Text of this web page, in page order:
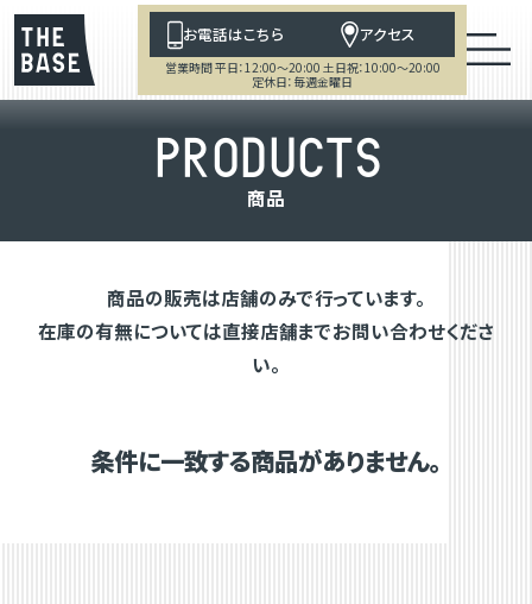
お電話はこちら アクセス
営業時間 平日：12:00～20:00 土日祝：10:00～20:00
定休日：毎週金曜日
PRODUCTS
商品
商品の販売は店舗のみで行っています。
在庫の有無については直接店舗までお問い合わせくださ
い。
条件に一致する商品がありません。